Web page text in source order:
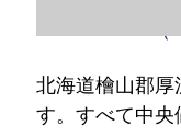
北海道檜山郡
す。すべて中央